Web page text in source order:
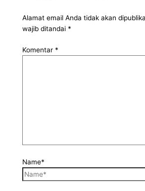
Alamat email Anda tidak akan
wajib ditandai *
Komentar *
Name*